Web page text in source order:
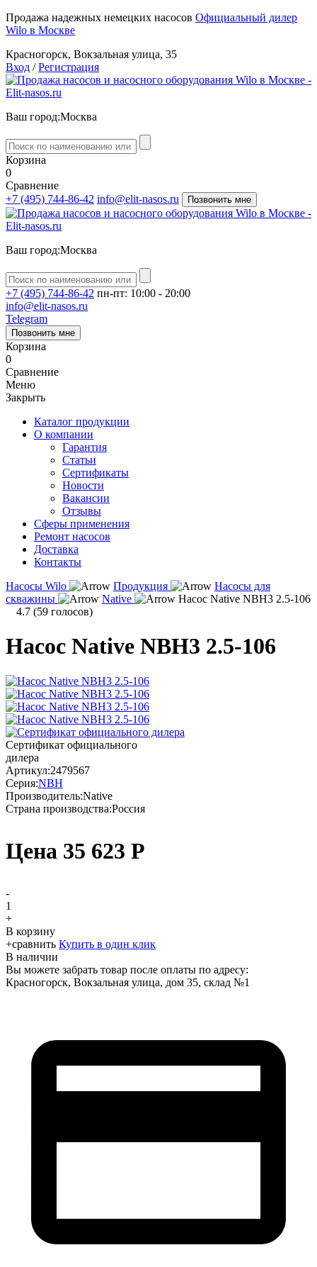
Продажа надежных немецких насосов Официальный дилер
Wilo в Москве
Красногорск, Вокзальная улица, 35
Вход / Регистрация
Ваш город:Москва
Корзина
0
Сравнение
+7 (495) 744-86-42 info@elit-nasos.ru Позвонить мне
Ваш город:Москва
+7 (495) 744-86-42 пн-пт: 10:00 - 20:00
info@elit-nasos.ru
Telegram
Позвонить мне
Корзина
0
Сравнение
Меню
Закрыть
Каталог продукции
О компании
Гарантия
Статьи
Сертификаты
Новости
Вакансии
Отзывы
Сферы применения
Ремонт насосов
Доставка
Контакты
Насосы Wilo
Продукция
Насосы для
скважины
Native
Насос Native NBH3 2.5-106
4.7 (59 голосов)
Насос Native NBH3 2.5-106
Сертификат официального
дилера
Артикул:2479567
Серия:NBH
Производитель:Native
Страна производства:Россия
Цена 35 623 Р
-
1
+
В корзину
+сравнить Купить в один клик
В наличии
Вы можете забрать товар после оплаты по адресу:
Красногорск, Вокзальная улица, дом 35, склад №1